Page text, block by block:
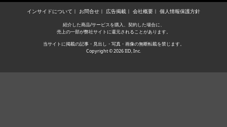
インサイドについて お問合せ 広告掲載 会社概要 個人情報保護方針
紹介した商品/サービスを購入、契約した場合に、
売上の一部が弊社サイトに還元されることがあります。
当サイトに掲載の記事・見出し・写真・画像の無断転載を禁じます。
Copyright © 2026 IID, Inc.